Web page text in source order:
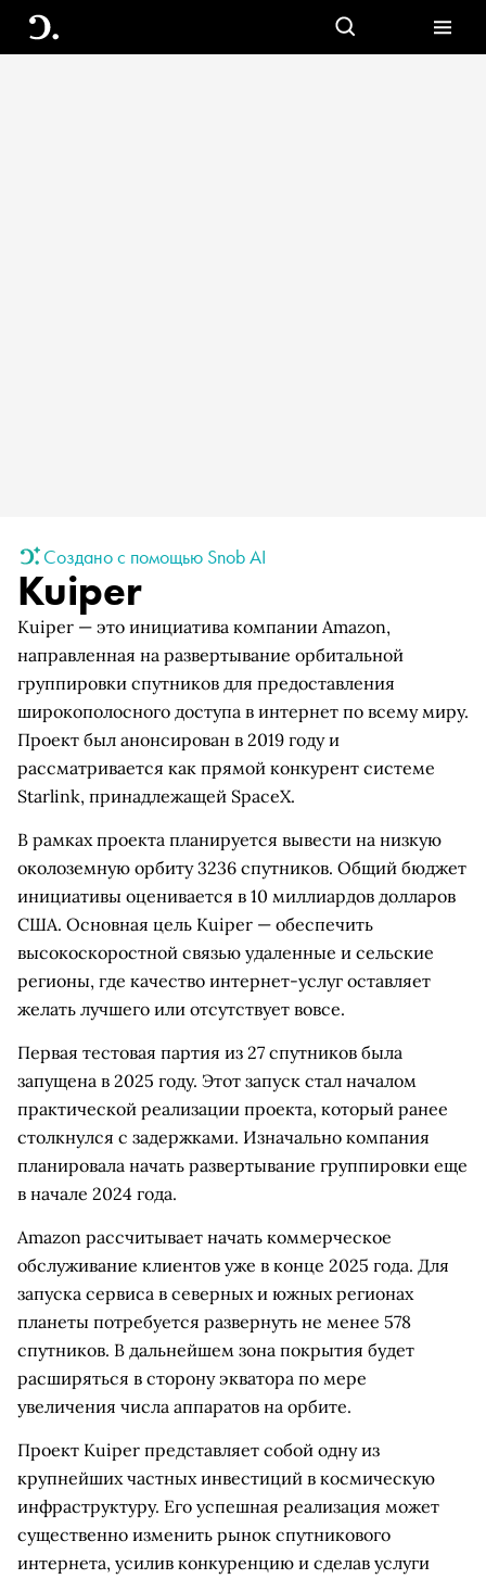
Создано с помощью Snob AI
Kuiper
Kuiper — это инициатива компании Amazon,
направленная на развертывание орбитальной
группировки спутников для предоставления
широкополосного доступа в интернет по всему миру.
Проект был анонсирован в 2019 году и
рассматривается как прямой конкурент системе
Starlink, принадлежащей SpaceX.
В рамках проекта планируется вывести на низкую
околоземную орбиту 3236 спутников. Общий бюджет
инициативы оценивается в 10 миллиардов долларов
США. Основная цель Kuiper — обеспечить
высокоскоростной связью удаленные и сельские
регионы, где качество интернет-услуг оставляет
желать лучшего или отсутствует вовсе.
Первая тестовая партия из 27 спутников была
запущена в 2025 году. Этот запуск стал началом
практической реализации проекта, который ранее
столкнулся с задержками. Изначально компания
планировала начать развертывание группировки еще
в начале 2024 года.
Amazon рассчитывает начать коммерческое
обслуживание клиентов уже в конце 2025 года. Для
запуска сервиса в северных и южных регионах
планеты потребуется развернуть не менее 578
спутников. В дальнейшем зона покрытия будет
расширяться в сторону экватора по мере
увеличения числа аппаратов на орбите.
Проект Kuiper представляет собой одну из
крупнейших частных инвестиций в космическую
инфраструктуру. Его успешная реализация может
существенно изменить рынок спутникового
интернета, усилив конкуренцию и сделав услуги